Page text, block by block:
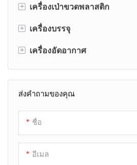
+ เครื่องเป่าขวดพลาสติก
เครื่องเป่าขวด
เครื่องเป่าขวด
เครื่องเป่าขวดพลาสติก HDPE
เครื่องเป่าขึ้นรูปด้วยการอัดรีด
เครื่องเป่าขวดพลาสติกอัตโนมัติ
เครื่องเป่าสัตว์เลี้ยง
เครื่องเป่าขวด PET
+ เครื่องบรรจุ
เครื่องบรรจุขวด
เครื่องบรรจุน้ำขวด
+ เครื่องอัดอากาศ
เครื่องอัดอากาศอุตสาหกรรม
เครื่องอัดอากาศแบบไร้น้ำมัน
ระบบคอมเพรสเซอร์อากาศ
เครื่องอัดอากาศแรงดันสูง
เครื่องอัดอากาศแบบสกรู
ส่งคำถามของคุณ
ชื่อ
อีเมล